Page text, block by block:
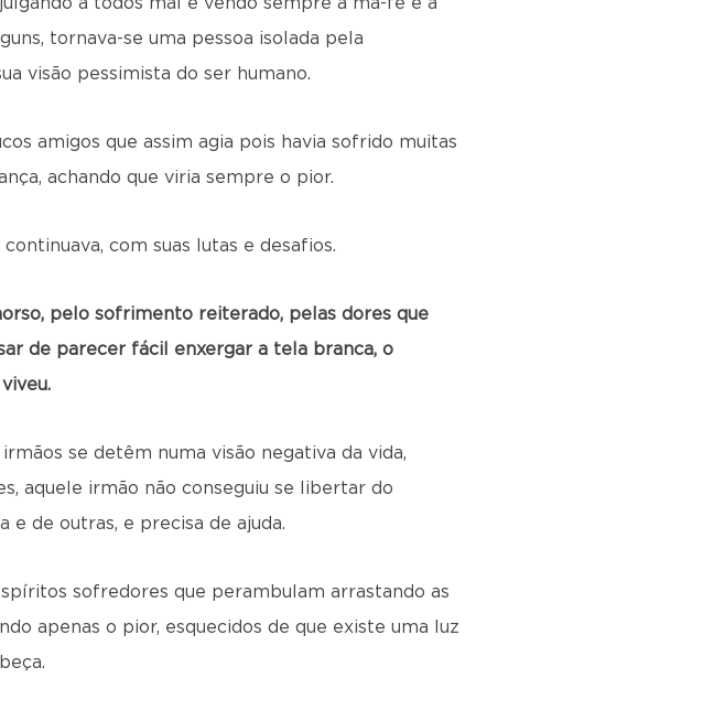
tornava-se uma pessoa isolada pela
visão pessimista do ser humano.
amigos que assim agia pois havia sofrido muitas
achando que viria sempre o pior.
com suas lutas e desafios.
pelo sofrimento reiterado, pelas dores que
de parecer fácil enxergar a tela branca, o
se detêm numa visão negativa da vida,
aquele irmão não conseguiu se libertar do
e de outras, e precisa de ajuda.
sofredores que perambulam arrastando as
apenas o pior, esquecidos de que existe uma luz